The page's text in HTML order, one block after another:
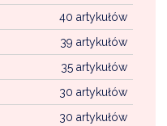
40 artykułów
39 artykułów
35 artykułów
30 artykułów
30 artykułów